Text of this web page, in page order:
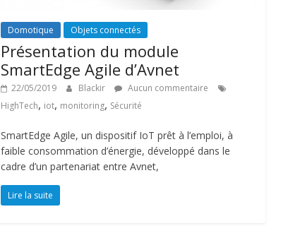
Domotique Objets connectés
Présentation du module
SmartEdge Agile d’Avnet
22/05/2019 Blackir
Aucun commentaire
HighTech, iot, monitoring, Sécurité
SmartEdge Agile, un dispositif IoT prêt à l’emploi, à
faible consommation d’énergie, développé dans le
cadre d’un partenariat entre Avnet,
Lire la suite